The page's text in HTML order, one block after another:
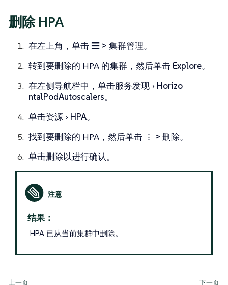
删除 HPA
在左上角，单击 ☰ > 集群管理。
转到要删除的 HPA 的集群，然后单击 Explore。
在左侧导航栏中，单击服务发现
Horizo​​
ntalPodAutoscalers。
单击资源 HPA。
找到要删除的 HPA，然后单击 ⋮ > 删除。
单击删除以进行确认。
结果：
HPA 已从当前集群中删除。